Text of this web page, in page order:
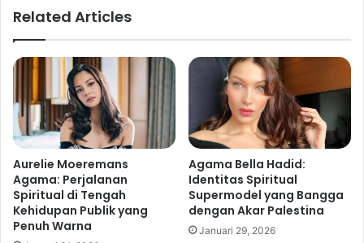
Related Articles
Aurelie Moeremans
Agama: Perjalanan
Spiritual di Tengah
Kehidupan Publik yang
Penuh Warna
Agama Bella Hadid:
Identitas Spiritual
Supermodel yang Bangga
dengan Akar Palestina
Januari 29, 2026